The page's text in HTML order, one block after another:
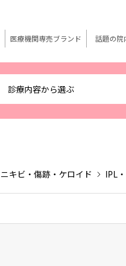
診療内容から選ぶ
医療機関専売ブランド 話題の院
ニキビ・傷跡・ケロイド IPL